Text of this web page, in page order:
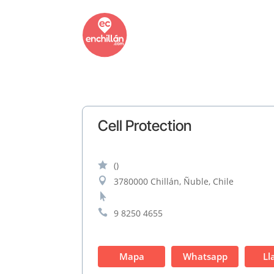
Cell Protection
 ()
 3780000 Chillán, Ñuble, Chile


9 8250 4655
Mapa Whatsapp